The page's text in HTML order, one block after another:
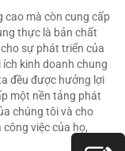
cao mà còn cung cấp
thực là bản chất
sự phát triển của
kinh doanh chung
đều được hưởng lợi
một nền tảng phát
chúng tôi và cho
việc của họ,